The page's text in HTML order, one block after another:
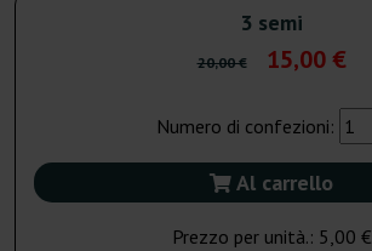
3 semi
20,00 € 15,00 €
Numero di confezioni:
Al carrello
Prezzo per unità.: 5,00 €